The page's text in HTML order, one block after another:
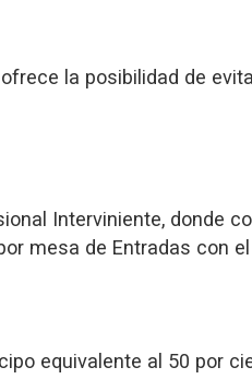
la posibilidad de
Interviniente, donde
mesa de Entradas con
equivalente al 50 por